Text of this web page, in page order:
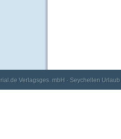
Verlagsges. mbH · Seychellen Urlaub